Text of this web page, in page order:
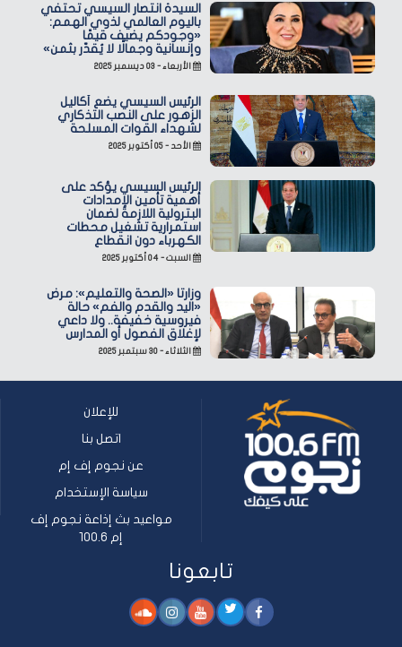
السيدة انتصار السيسي تحتفي
باليوم العالمي لذوي الهمم:
«وجودكم يضيف قيمًا
وإنسانية وجمالًا لا يُقدّر بثمن»
الأربعاء - ٠٣ ديسمبر ٢٠٢٥
الرئيس السيسي يضع أكاليل
الزهور على النصب التذكاري
لشهداء القوات المسلحة
الأحد - ٠٥ أكتوبر ٢٠٢٥
الرئيس السيسي يؤكد على
أهمية تأمين الإمدادات
البترولية اللازمة لضمان
استمرارية تشغيل محطات
الكهرباء دون انقطاع
السبت - ٠٤ أكتوبر ٢٠٢٥
وزارتا «الصحة والتعليم»: مرض
«اليد والقدم والفم» حالة
فيروسية خفيفة.. ولا داعي
لإغلاق الفصول أو المدارس
الثلاثاء - ٣٠ سبتمبر ٢٠٢٥
للإعلان
اتصل بنا
عن نجوم إف إم
سياسة الإستخدام
مواعيد بث إذاعة نجوم إف
إم 100.6
تابعونا